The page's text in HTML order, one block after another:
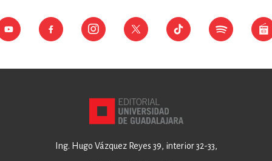
Ing. Hugo Vázquez Reyes 39, interior 32-33,